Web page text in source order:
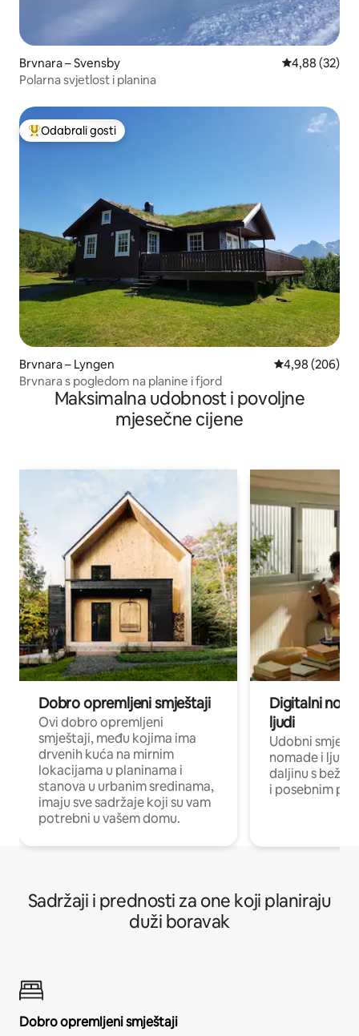
Brvnara – Svensby Prosječna
4,88 (32)
Polarna svjetlost i planina
Među najviše rangiranima s oznakom „Odabrali gosti”
Odabrali gosti
Brvnara – Lyngen Prosječna
4,98 (206)
Brvnara s pogledom na planine i fjord
Maksimalna udobnost i povoljne
mjesečne cijene
Dobro opremljeni smještaji
Ovi dobro opremljeni
smještaji, među kojima ima
drvenih kuća na mirnim
lokacijama u planinama i
stanova u urbanim sredinama,
imaju sve sadržaje koji su vam
potrebni u vašem domu.
Digitalni
ljudi
Udobni
nomade i ljude
daljinu s
i posebnim
Sadržaji i prednosti za one koji planiraju
duži boravak
Dobro opremljeni smještaji